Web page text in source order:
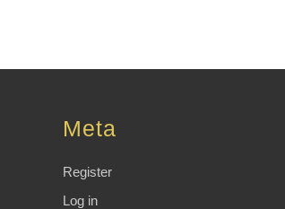
Meta
Register
Log in